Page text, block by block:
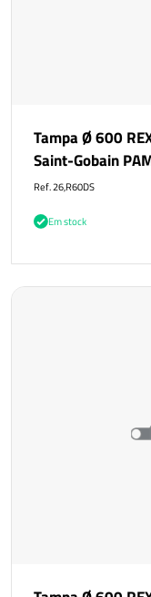
Tampa Ø 600
Saint-Gobain
Ref. 26,R60DS
Em stock